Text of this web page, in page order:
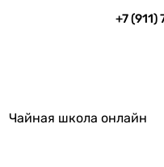
+7 (911)
Чайная школа онлайн